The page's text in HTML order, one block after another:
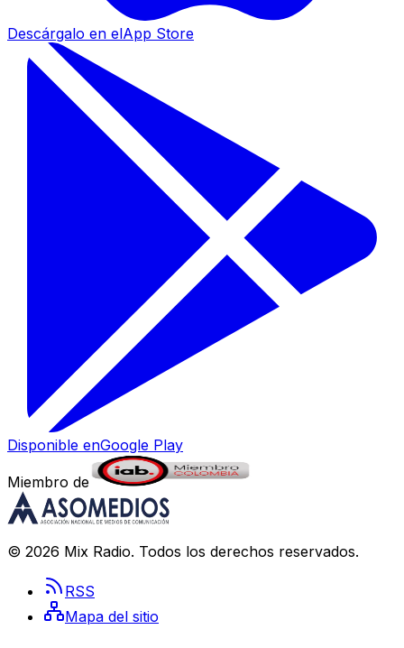
Descárgalo en elApp Store
Disponible enGoogle Play
Miembro de
© 2026 Mix Radio. Todos los derechos reservados.
RSS
Mapa del sitio